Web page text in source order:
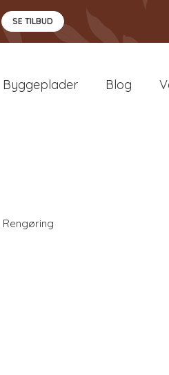
SE TILBUD
Byggeplader Blog
Rengøring